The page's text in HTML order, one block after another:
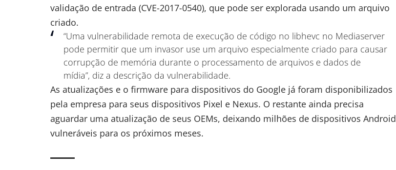
validação de entrada (CVE-2017-0540), que pode ser explorada usando um arquivo
criado.
“Uma vulnerabilidade remota de execução de código no libhevc no Mediaserver
pode permitir que um invasor use um arquivo especialmente criado para causar
corrupção de memória durante o processamento de arquivos e dados de
mídia”, diz a descrição da vulnerabilidade.
As atualizações e o firmware para dispositivos do Google já foram disponibilizados
pela empresa para seus dispositivos Pixel e Nexus. O restante ainda precisa
aguardar uma atualização de seus OEMs, deixando milhões de dispositivos Android
vulneráveis para os próximos meses.